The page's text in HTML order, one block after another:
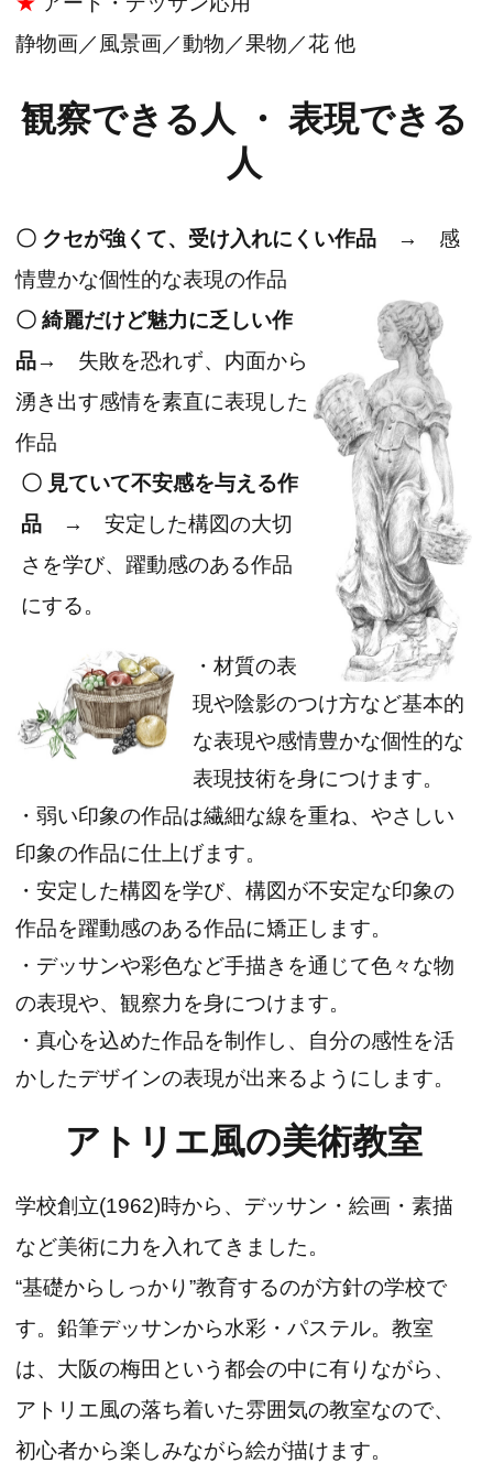
静物画／風景画／動物／果物／花 他
観察できる人 ・ 表現できる
人
〇 クセが強くて、受け入れにくい作品
→ 感
情豊かな個性的な表現の作品
〇 綺麗だけど魅力に乏しい作
品→ 失敗を恐れず、内面から
湧き出す感情を素直に表現した
作品
〇 見ていて不安感を与える作
品 → 安定した構図の大切
さを学び、躍動感のある作品
にする。
・材質の表
現や陰影のつけ方など基本的
な表現や感情豊かな個性的な
表現技術を身につけます。
・弱い印象の作品は繊細な線を重ね、やさしい
印象の作品に仕上げます。
・安定した構図を学び、構図が不安定な印象の
作品を躍動感のある作品に矯正します。
・デッサンや彩色など手描きを通じて色々な物
の表現や、観察力を身につけます。
・真心を込めた作品を制作し、自分の感性を活
かしたデザインの表現が出来るようにします。
アトリエ風の美術教室
学校創立(1962)時から、デッサン・絵画・素描
など美術に力を入れてきました。
“基礎からしっかり”教育するのが方針の学校で
す。鉛筆デッサンから水彩・パステル。教室
は、大阪の梅田という都会の中に有りながら、
アトリエ風の落ち着いた雰囲気の教室なので、
初心者から楽しみながら絵が描けます。